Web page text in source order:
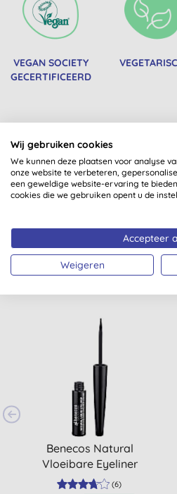
VEGAN SOCIETY
GECERTIFICEERD
PALMOLIEVRIJ VEGAN
Misschien ook
Benecos Natural
Vloeibare Eyeliner
(6)
Wij gebruiken cookies
We kunnen deze plaatsen voor analyse
onze website te verbeteren,
een geweldige website-ervaring te
cookies die we gebruiken opent u de
Accepteer
Weigeren